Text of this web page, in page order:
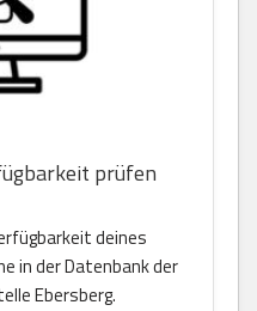
prüfen
deines
in der Datenbank der
Ebersberg.